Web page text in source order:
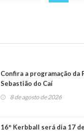
Confira a programação da
Sebastião do Caí
8 de agosto de 2026
16° Kerbball será dia 17